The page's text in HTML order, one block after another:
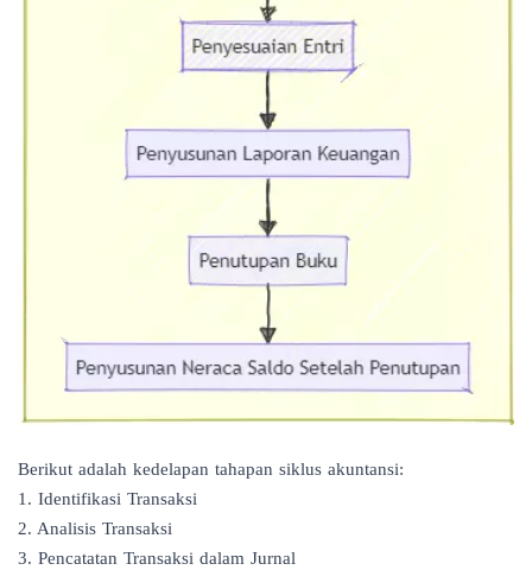
Berikut adalah kedelapan tahapan siklus akuntansi:
1. Identifikasi Transaksi
2. Analisis Transaksi
3. Pencatatan Transaksi dalam Jurnal